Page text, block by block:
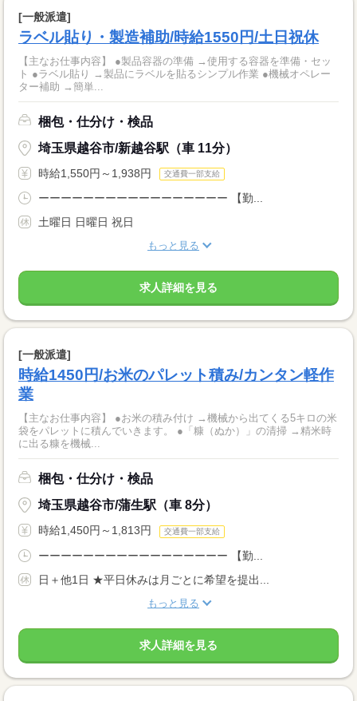
[一般派遣]
ラベル貼り・製造補助/時給1550円/土日祝休
【主なお仕事内容】 ●製品容器の準備 →使用する容器を準備・セッ
ト ●ラベル貼り →製品にラベルを貼るシンプル作業 ●機械オペレー
ター補助 →簡単...
梱包・仕分け・検品
埼玉県越谷市/新越谷駅（車 11分）
時給1,550円～1,938円 交通費一部支給
ーーーーーーーーーーーーーーーーー 【勤...
土曜日 日曜日 祝日
もっと見る
求人詳細を見る
[一般派遣]
時給1450円/お米のパレット積み/カンタン軽作
業
【主なお仕事内容】 ●お米の積み付け →機械から出てくる5キロの米
袋をパレットに積んでいきます。 ●「糠（ぬか）」の清掃 →精米時
に出る糠を機械...
梱包・仕分け・検品
埼玉県越谷市/蒲生駅（車 8分）
時給1,450円～1,813円 交通費一部支給
ーーーーーーーーーーーーーーーーー 【勤...
日＋他1日 ★平日休みは月ごとに希望を提出...
もっと見る
求人詳細を見る